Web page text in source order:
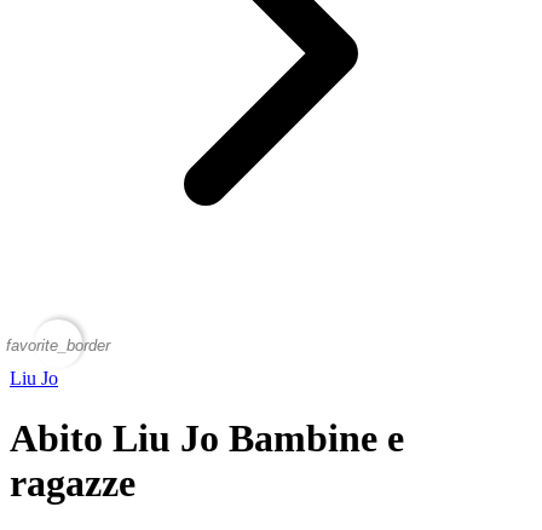
favorite_border
Liu Jo
Abito Liu Jo Bambine e
ragazze